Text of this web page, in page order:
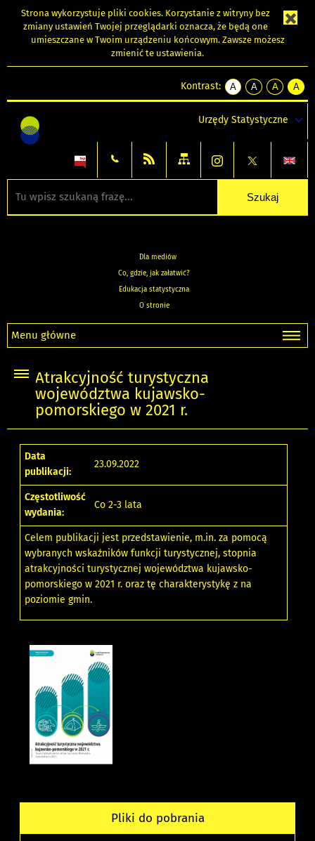
Strona wykorzystuje pliki cookies. Korzystanie z witryny bez
zmiany ustawień Twojej przeglądarki oznacza, że będą one
umieszczane w Twoim urządzeniu końcowym. Zawsze możesz
zmienić te ustawienia.
Kontrast:
A
kontrast
A
kontrast
tekst
czarnym
A
kontrast
tekst
czarnym
A
tekst
żółtym
Urzędy Statystyczne
Dla mediów
Co, gdzie, jak załatwić?
Edukacja statystyczna
O stronie
Menu główne
Atrakcyjność turystyczna
województwa kujawsko-
pomorskiego w 2021 r.
Data
publikacji:
23.09.2022
Częstotliwość
wydania:
Co 2-3 lata
Celem publikacji jest przedstawienie, m.in. za pomocą
wybranych wskaźników funkcji turystycznej, stopnia
atrakcyjności turystycznej województwa kujawsko-
pomorskiego w 2021 r. oraz tę charakterystykę z na
poziomie gmin.
Pliki do pobrania